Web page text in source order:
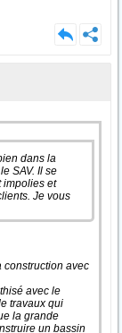
dans la
SAV. Il se
impolies et
Je vous
avec
avec le
travaux qui
la grande
un bassin